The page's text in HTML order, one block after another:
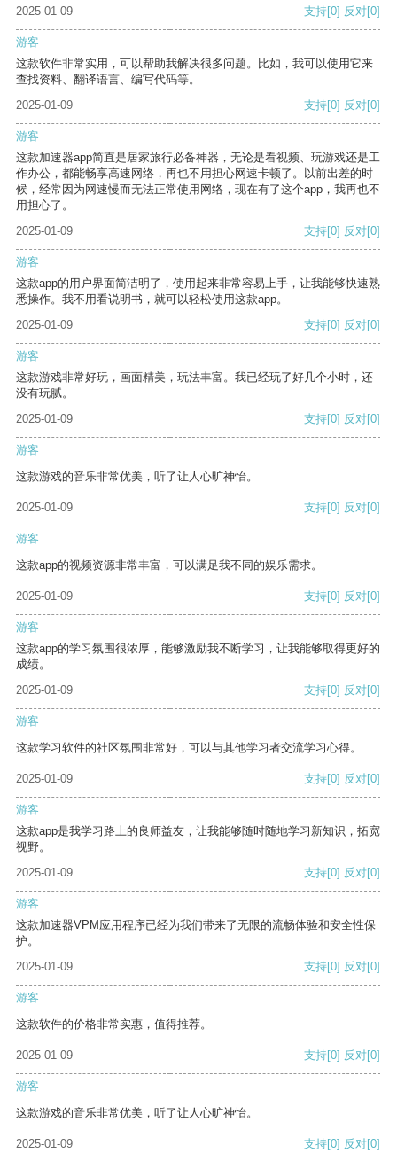
2025-01-09 支持[0] 反对[0]
游客
这款软件非常实用，可以帮助我解决很多问题。比如，我可以使用它来
查找资料、翻译语言、编写代码等。
2025-01-09
支持[0] 反对[0]
游客
这款加速器app简直是居家旅行必备神器，无论是看视频、玩游戏还是工
作办公，都能畅享高速网络，再也不用担心网速卡顿了。以前出差的时
候，经常因为网速慢而无法正常使用网络，现在有了这个app，我再也不
用担心了。
2025-01-09
支持[0] 反对[0]
游客
这款app的用户界面简洁明了，使用起来非常容易上手，让我能够快速熟
悉操作。我不用看说明书，就可以轻松使用这款app。
2025-01-09
支持[0] 反对[0]
游客
这款游戏非常好玩，画面精美，玩法丰富。我已经玩了好几个小时，还
没有玩腻。
2025-01-09
支持[0] 反对[0]
游客
这款游戏的音乐非常优美，听了让人心旷神怡。
2025-01-09 支持[0] 反对[0]
游客
这款app的视频资源非常丰富，可以满足我不同的娱乐需求。
2025-01-09 支持[0] 反对[0]
游客
这款app的学习氛围很浓厚，能够激励我不断学习，让我能够取得更好的
成绩。
2025-01-09
支持[0] 反对[0]
游客
这款学习软件的社区氛围非常好，可以与其他学习者交流学习心得。
2025-01-09 支持[0] 反对[0]
游客
这款app是我学习路上的良师益友，让我能够随时随地学习新知识，拓宽
视野。
2025-01-09
支持[0] 反对[0]
游客
这款加速器VPM应用程序已经为我们带来了无限的流畅体验和安全性保
护。
2025-01-09
支持[0] 反对[0]
游客
这款软件的价格非常实惠，值得推荐。
2025-01-09 支持[0] 反对[0]
游客
这款游戏的音乐非常优美，听了让人心旷神怡。
2025-01-09 支持[0] 反对[0]